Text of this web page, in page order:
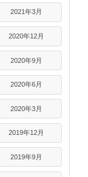
2021年3月
2020年12月
2020年9月
2020年6月
2020年3月
2019年12月
2019年9月